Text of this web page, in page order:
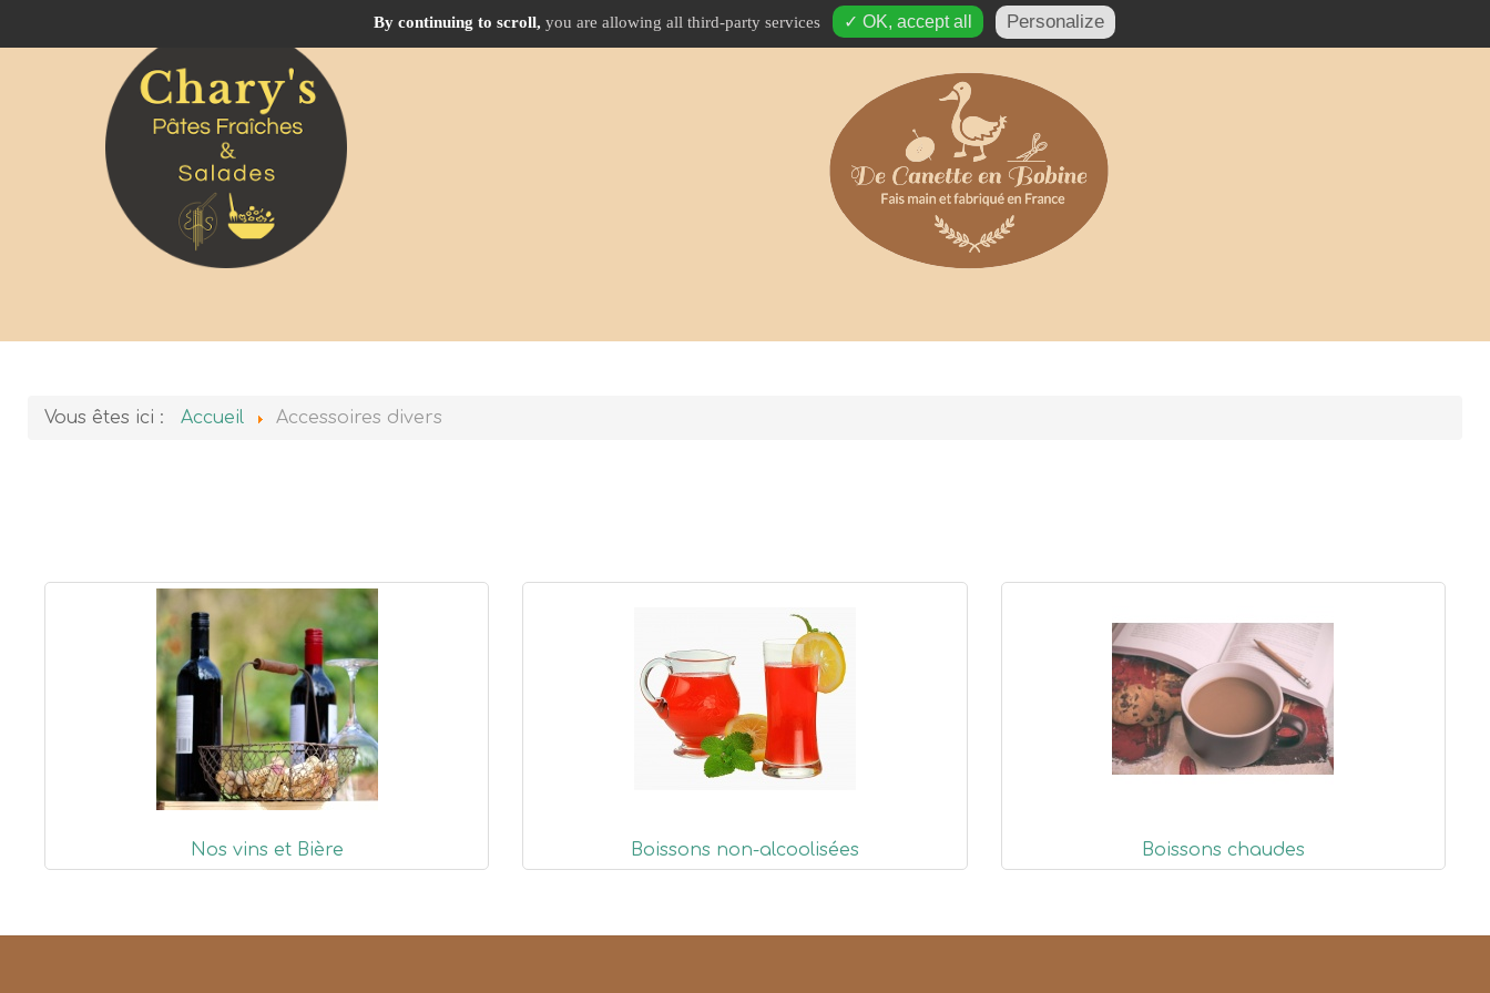
Vous êtes ici : Accueil Accessoires divers
Nos vins et Bière Boissons non-alcoolisées Boissons chaudes
By continuing to scroll, you are allowing all third-party services ✓ OK, accept all Personalize